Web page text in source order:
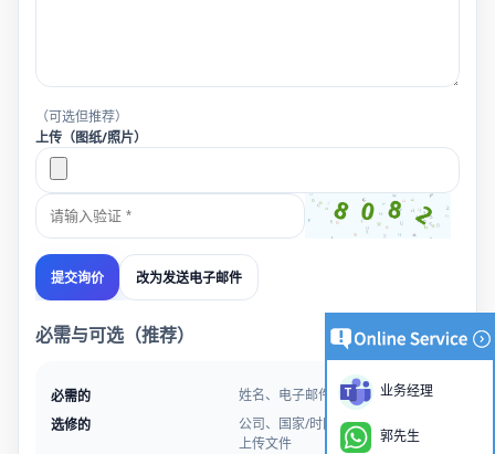
（可选但推荐）
上传（图纸/照片）
提交询价 改为发送电子邮件
必需与可选（推荐）
必需的
姓名、电子邮件、项目类型、要求
选修的
公司、国家/时区、目标年度数量、
上传文件
业务经理
郭先生